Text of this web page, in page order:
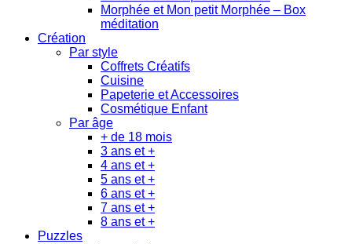
Morphée et Mon petit Morphée – Box
méditation
Création
Par style
Coffrets Créatifs
Cuisine
Papeterie et Accessoires
Cosmétique Enfant
Par âge
+ de 18 mois
3 ans et +
4 ans et +
5 ans et +
6 ans et +
7 ans et +
8 ans et +
Puzzles